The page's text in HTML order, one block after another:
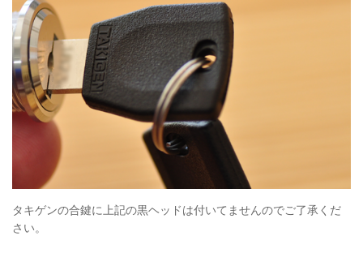
タキゲンの合鍵に上記の黒ヘッドは付いてませんのでご了承くだ
さい。